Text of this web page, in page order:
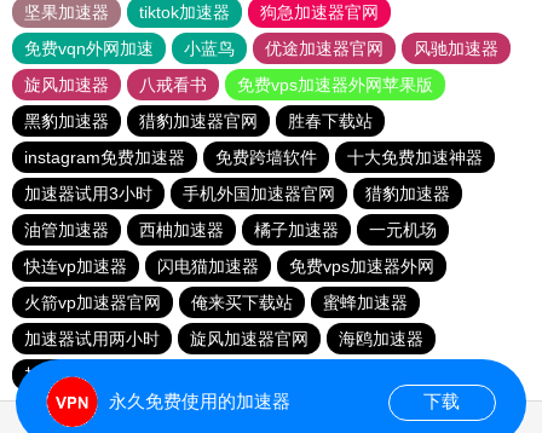
坚果加速器
tiktok加速器
狗急加速器官网
免费vqn外网加速
小蓝鸟 优途加速器官网
风驰加速器
旋风加速器
八戒看书
免费vps加速器外网苹果版
黑豹加速器
猎豹加速器官网
胜春下载站
instagram免费加速器
免费跨墙软件
十大免费加速神器
加速器试用3小时
手机外国加速器官网
猎豹加速器
油管加速器
西柚加速器 橘子加速器
一元机场
快连vp加速器
闪电猫加速器
免费vps加速器外网
火箭vp加速器官网
俺来买下载站
蜜蜂加速器
加速器试用两小时
旋风加速器官网
海鸥加速器
加速器试用七天
永久免费使用的加速器 下载